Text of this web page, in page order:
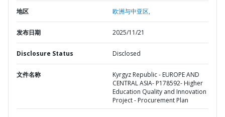
地区 欧洲与中亚区,
发布日期 2025/11/21
Disclosure Status Disclosed
文件名称
Kyrgyz Republic - EUROPE AND
CENTRAL ASIA- P178592- Higher
Education Quality and Innovation
Project - Procurement Plan